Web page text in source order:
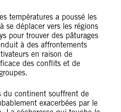
températures a poussé les
se déplacer vers les régions
pour trouver des pâturages
à des affrontements
en raison de
des conflits et de
du continent souffrent de
exacerbées par le